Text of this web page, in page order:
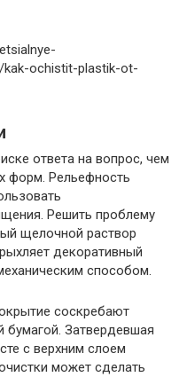
kak-ochistit-plastik-ot-
ответа на вопрос, чем
форм. Рельефность
Решить проблему
щелочной раствор
декоративный
способом.
соскребают
Затвердевшая
с верхним слоем
может сделать